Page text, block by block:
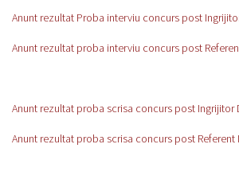
Anunt rezultat Proba interviu concurs post
Anunt rezultat proba interviu concurs post
Anunt rezultat proba scrisa concurs post Ingrijitor
Anunt rezultat proba scrisa concurs post Referent